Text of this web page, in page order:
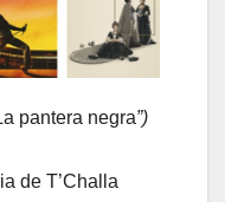
pantera negra”)
de T’Challa